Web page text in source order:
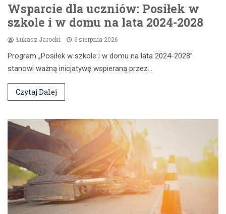
Wsparcie dla uczniów: Posiłek w
szkole i w domu na lata 2024-2028
Łukasz Jarocki 6 sierpnia 2026
Program „Posiłek w szkole i w domu na lata 2024-2028”
stanowi ważną inicjatywę wspieraną przez…
Czytaj Dalej